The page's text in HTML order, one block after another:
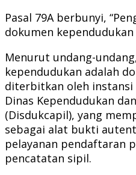
Pasal 79A berbunyi,
dokumen
Menurut undang-
kependudukan adalah
diterbitkan oleh instansi
Dinas Kependudukan
(Disdukcapil), yang
sebagai alat bukti
pelayanan pendaftaran
pencatatan sipil.